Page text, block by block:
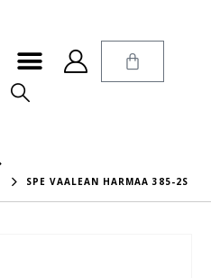
SPE VAALEAN HARMAA 385-2S